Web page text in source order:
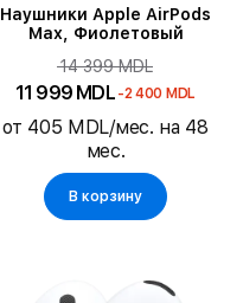
Наушники Apple AirPods
Max, Фиолетовый
14 399 MDL
11 999 MDL -2 400 MDL
от 405 MDL/мес. на 48
мес.
В корзину